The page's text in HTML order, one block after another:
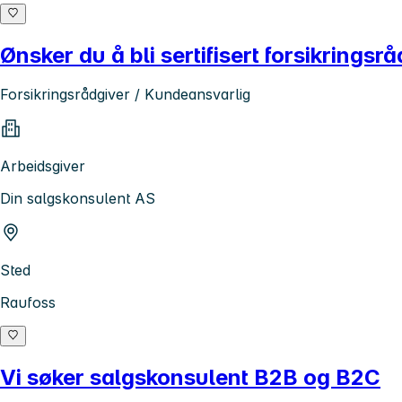
Ønsker du å bli sertifisert
Forsikringsrådgiver / Kundeansvarlig
Arbeidsgiver
Din salgskonsulent AS
Sted
Raufoss
Vi søker salgskonsulent B2B og B2C